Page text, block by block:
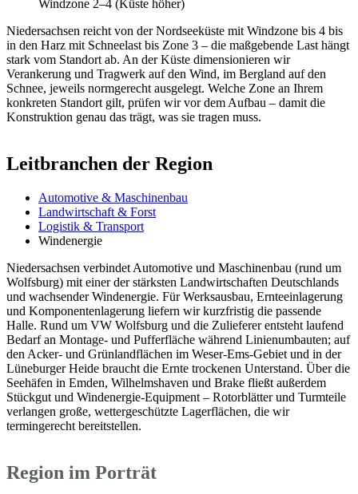
Windzone 2–4 (Küste höher)
Niedersachsen reicht von der Nordseeküste mit Windzone bis 4 bis
in den Harz mit Schneelast bis Zone 3 – die maßgebende Last hängt
stark vom Standort ab. An der Küste dimensionieren wir
Verankerung und Tragwerk auf den Wind, im Bergland auf den
Schnee, jeweils normgerecht ausgelegt. Welche Zone an Ihrem
konkreten Standort gilt, prüfen wir vor dem Aufbau – damit die
Konstruktion genau das trägt, was sie tragen muss.
Leitbranchen der Region
Automotive & Maschinenbau
Landwirtschaft & Forst
Logistik & Transport
Windenergie
Niedersachsen verbindet Automotive und Maschinenbau (rund um
Wolfsburg) mit einer der stärksten Landwirtschaften Deutschlands
und wachsender Windenergie. Für Werksausbau, Ernteeinlagerung
und Komponentenlagerung liefern wir kurzfristig die passende
Halle. Rund um VW Wolfsburg und die Zulieferer entsteht laufend
Bedarf an Montage- und Pufferfläche während Linienumbauten; auf
den Acker- und Grünlandflächen im Weser-Ems-Gebiet und in der
Lüneburger Heide braucht die Ernte trockenen Unterstand. Über die
Seehäfen in Emden, Wilhelmshaven und Brake fließt außerdem
Stückgut und Windenergie-Equipment – Rotorblätter und Turmteile
verlangen große, wettergeschützte Lagerflächen, die wir
termingerecht bereitstellen.
Region im Porträt